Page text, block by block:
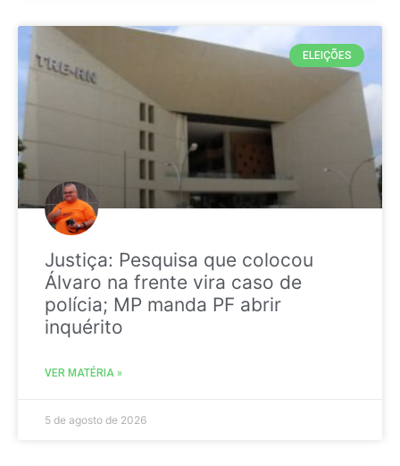
ELEIÇÕES
Justiça: Pesquisa que colocou
Álvaro na frente vira caso de
polícia; MP manda PF abrir
inquérito
VER MATÉRIA »
5 de agosto de 2026